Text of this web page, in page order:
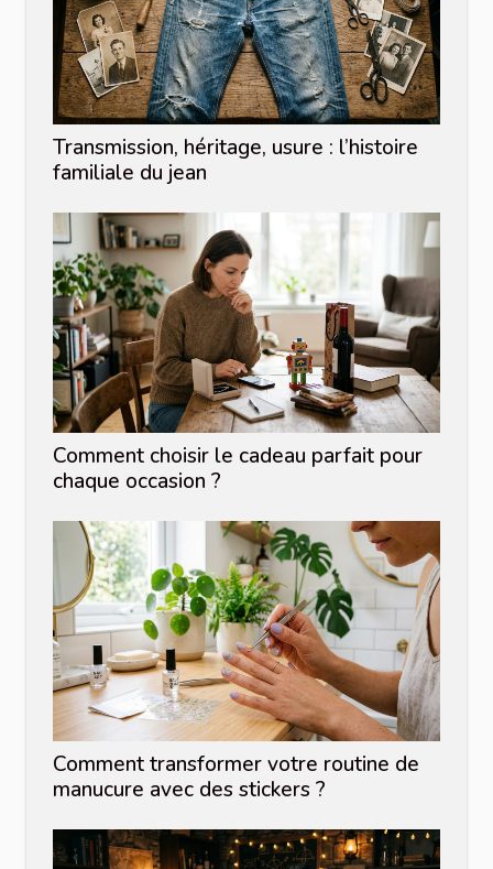
Transmission, héritage, usure : l’histoire
familiale du jean
Comment choisir le cadeau parfait pour
chaque occasion ?
Comment transformer votre routine de
manucure avec des stickers ?